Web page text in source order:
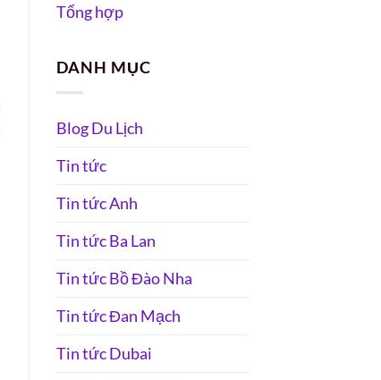
Tổng hợp
DANH MỤC
Blog Du Lịch
Tin tức
Tin tức Anh
Tin tức Ba Lan
Tin tức Bồ Đào Nha
Tin tức Đan Mạch
Tin tức Dubai